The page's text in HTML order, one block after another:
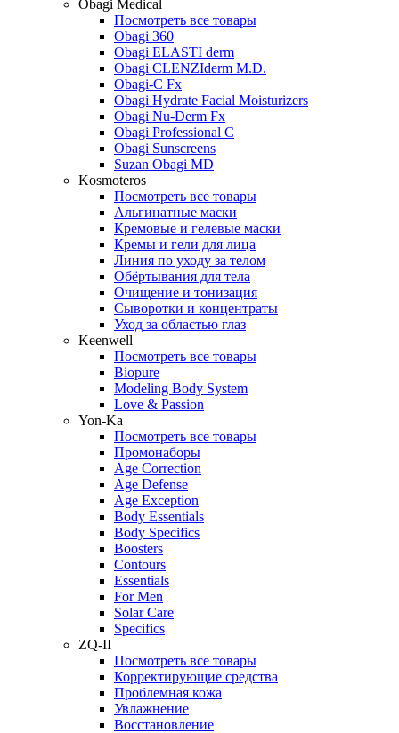
Obagi Medical
Посмотреть все товары
Obagi 360
Obagi ELASTI derm
Obagi CLENZIderm M.D.
Obagi-C Fx
Obagi Hydrate Facial Moisturizers
Obagi Nu-Derm Fx
Obagi Professional C
Obagi Sunscreens
Suzan Obagi MD
Kosmoteros
Посмотреть все товары
Альгинатные маски
Кремовые и гелевые маски
Кремы и гели для лица
Линия по уходу за телом
Обёртывания для тела
Очищение и тонизация
Сыворотки и концентраты
Уход за областью глаз
Keenwell
Посмотреть все товары
Biopure
Modeling Body System
Love & Passion
Yon-Ka
Посмотреть все товары
Промонаборы
Age Correction
Age Defense
Age Exception
Body Essentials
Body Specifics
Boosters
Contours
Essentials
For Men
Solar Care
Specifics
ZQ-II
Посмотреть все товары
Корректирующие средства
Проблемная кожа
Увлажнение
Восстановление